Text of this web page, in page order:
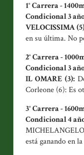
1° Carrera -
Condicional 3
VELOCISSIMA
en su última. No
2° Carrera -
Condicional 3
IL OMARE (3):
Corleone (6): Es
3° Carrera -
Condicional 4
está ganando en